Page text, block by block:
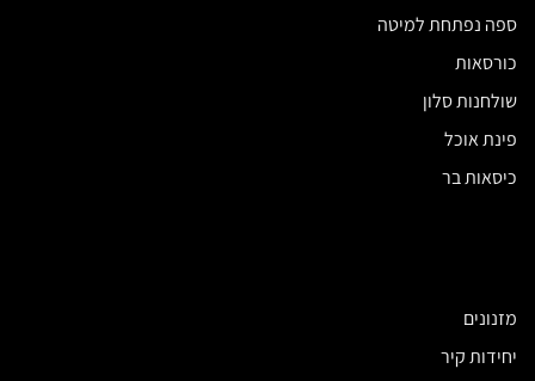
ספה נפתחת למיטה
כורסאות
שולחנות סלון
פינת אוכל
כיסאות בר
מזנונים
יחידות קיר